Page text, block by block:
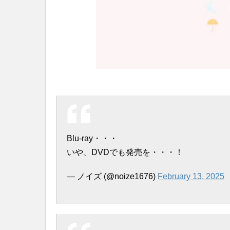
Blu-ray・・・
いや、DVDでも発売を・・・！
— ノイズ (@noize1676) February 13, 2025